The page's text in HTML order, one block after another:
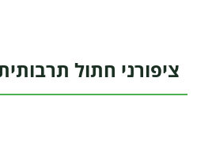
ציפורני חתול